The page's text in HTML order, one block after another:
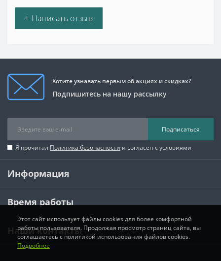
+ Написать отзыв
Хотите узнавать первым об акциях и скидках?
Подпишитесь на нашу рассылку
Подписаться
Я прочитал Политика безопасности и согласен с условиями
Информация
Время работы
Наши контакты
Этот сайт использует файлы cookies для более комфортной
работы пользователя. Продолжая просмотр страниц сайта, вы
соглашаетесь с политикой использования файлов cookies.
Подробнее